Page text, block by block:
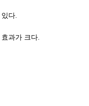
다.
과가 크다.